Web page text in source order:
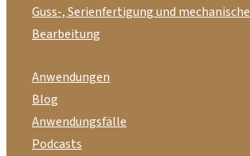
Guss-, Serienfertigung und mechanische
Bearbeitung
Anwendungen
Blog
Anwendungsfälle
Podcasts